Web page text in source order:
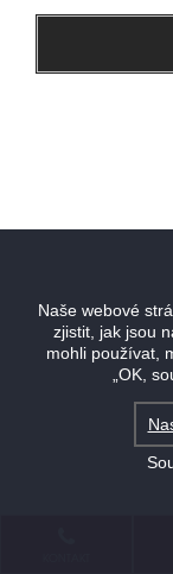
Naše webové
zjistit, jak jsou
mohli používat,
„OK,